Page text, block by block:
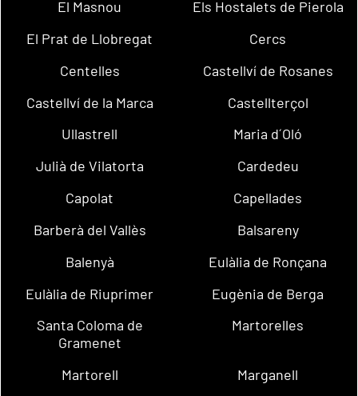
El Masnou
Els Hostalets de Pierola
El Prat de Llobregat
Cercs
Centelles
Castellví de Rosanes
Castellví de la Marca
Castellterçol
Ullastrell
Maria d´Oló
Julià de Vilatorta
Cardedeu
Capolat
Capellades
Barberà del Vallès
Balsareny
Balenyà
Eulàlia de Ronçana
Eulàlia de Riuprimer
Eugènia de Berga
Santa Coloma de
Gramenet
Martorelles
Martorell
Marganell